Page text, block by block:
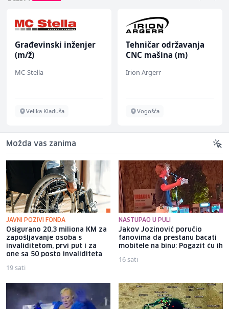
Građevinski inženjer
(m/ž)
MC-Stella
Velika Kladuša
Tehničar održavanja
CNC mašina (m)
Irion Argerr
Vogošća
Možda vas zanima
JAVNI POZIVI FONDA
Osigurano 20,3 miliona KM za
zapošljavanje osoba s
invaliditetom, prvi put i za
one sa 50 posto invaliditeta
19 sati
NASTUPAO U PULI
Jakov Jozinović poručio
fanovima da prestanu bacati
mobitele na binu: Pogazit ću ih
16 sati